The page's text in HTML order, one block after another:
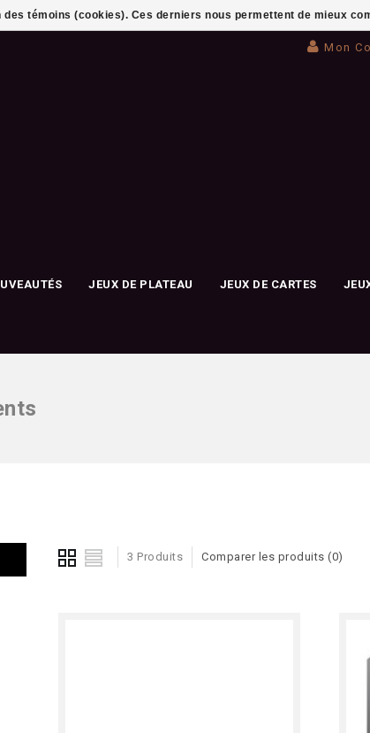
Mon
JEUX DE PLATEAU JEUX DE CARTES
3 Produits Comparer les produits (0)
témoins (cookies). Ces derniers nous permettent de mieux